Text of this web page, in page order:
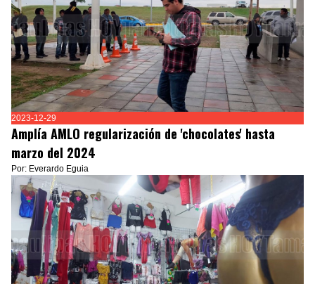
2023-12-29
Amplía AMLO regularización de 'chocolates' hasta
marzo del 2024
Por: Everardo Eguia